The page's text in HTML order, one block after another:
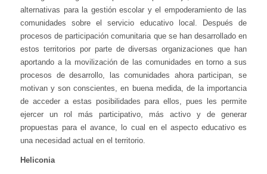
alternativas para la gestión escolar y el empoderamiento de las
comunidades sobre el servicio educativo local. Después de
procesos de participación comunitaria que se han desarrollado en
estos territorios por parte de diversas organizaciones que han
aportando a la movilización de las comunidades en torno a sus
procesos de desarrollo, las comunidades ahora participan, se
motivan y son conscientes, en buena medida, de la importancia
de acceder a estas posibilidades para ellos, pues les permite
ejercer un rol más participativo, más activo y de generar
propuestas para el avance, lo cual en el aspecto educativo es
una necesidad actual en el territorio.
Heliconia